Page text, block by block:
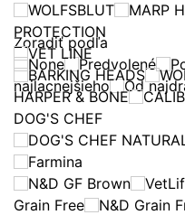
WOLFSBLUT
MARP
PROTECTION
VET LINE
BARKING HEADS
HARPER & BONE
DOG'S CHEF
DOG'S CHEF
Farmina
N&D GF Brown
Grain Free
N&D Grain
Zoradiť podľa
None
Predvolené
najlacnejšieho
Od